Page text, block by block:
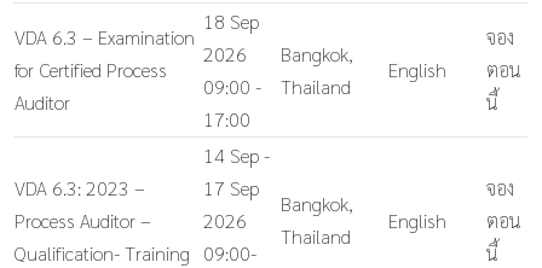
VDA 6.3 – Examination
for Certified Process
Auditor
18 Sep
2026
09:00 -
17:00
Bangkok,
Thailand
English
จอง
ตอน
นี้
VDA 6.3: 2023 –
Process Auditor –
Qualification- Training
14 Sep -
17 Sep
2026
09:00-
Bangkok,
Thailand
English
จอง
ตอน
นี้